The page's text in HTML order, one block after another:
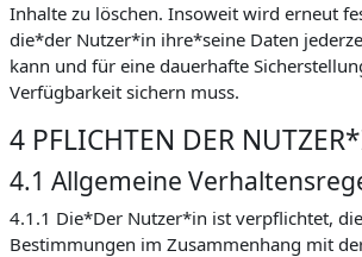
Inhalte zu löschen. Insoweit wird erneut
die*der Nutzer*in ihre*seine Daten
kann und für eine dauerhafte
Verfügbarkeit sichern muss.
4 PFLICHTEN DER
4.1 Allgemeine
4.1.1 Die*Der Nutzer*in ist verpflichtet,
Bestimmungen im Zusammenhang mit